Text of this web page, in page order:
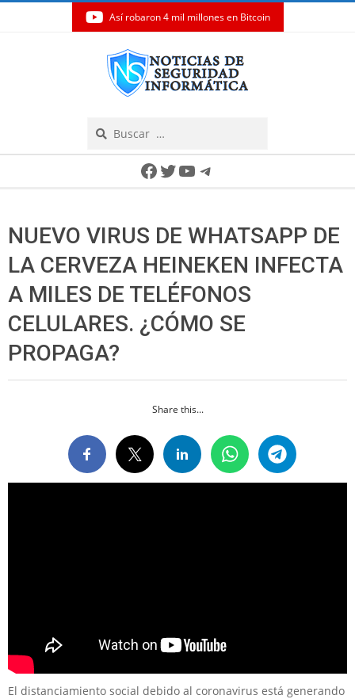
Así robaron 4 mil millones en Bitcoin
Facebook
Twitter
YouTube
Telegram
NUEVO VIRUS DE WHATSAPP DE
LA CERVEZA HEINEKEN INFECTA
A MILES DE TELÉFONOS
CELULARES. ¿CÓMO SE
PROPAGA?
Share this...
El distanciamiento social debido al coronavirus está generando